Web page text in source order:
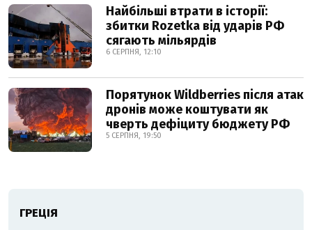
Найбільші втрати в історії:
збитки Rozetka від ударів РФ
сягають мільярдів
6 СЕРПНЯ, 12:10
Порятунок Wildberries після атак
дронів може коштувати як
чверть дефіциту бюджету РФ
5 СЕРПНЯ, 19:50
ГРЕЦІЯ